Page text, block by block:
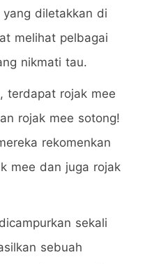
diletakkan di
melihat pelbagai
nikmati tau.
terdapat rojak mee
rojak mee sotong!
rekomenkan
mee dan juga rojak
sekali
sebuah